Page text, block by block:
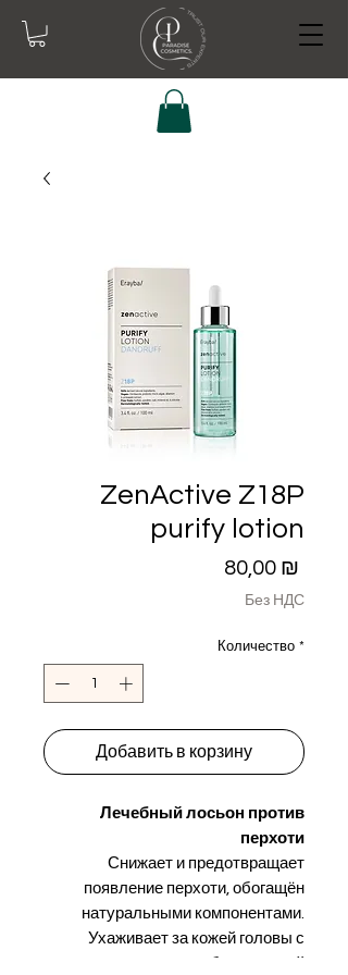
ZenActive Z18P
purify lotion
80,00 ₪
Без НДС
Количество *
Добавить в корзину
Лечебный лосьон против
перхоти
Снижает и предотвращает
появление перхоти, обогащён
натуральными компонентами.
Ухаживает за кожей головы с
помощью пробиотической